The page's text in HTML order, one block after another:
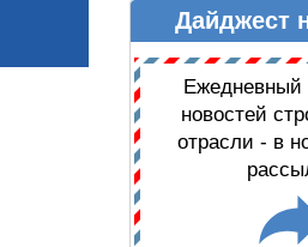
ДАЙДЖЕСТ НОВОСТЕЙ
Дайджест
Ежедневный
новостей
отрасли - в